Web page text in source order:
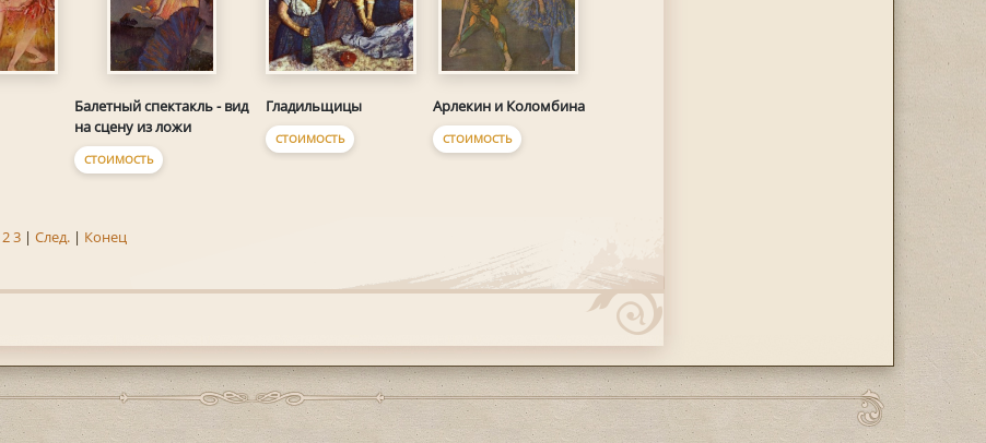
Балетный спектакль - вид
на сцену из ложи
СТОИМОСТЬ
Гладильщицы
СТОИМОСТЬ
Арлекин и Коломбина
СТОИМОСТЬ
23| След.| Конец